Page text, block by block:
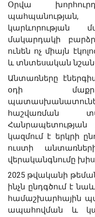
Օրվա
պահպանության,
կարևորության
մակարդակի
ունեն ոչ միայն
և տնտեսական
Անտառները
օդի
հաշվառման
կազմում է երկրի
ուստի
վերականգնումը
2025 թվականի
ինչն ընդգծում է
համաշխարհային
ապահովման և